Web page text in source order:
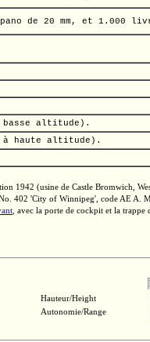
de 20 mm, et 1.000
basse altitude).
à haute altitude).
1942 (usine de Castle Bromwich,
402 'City of Winnipeg', code AE A.
, avec la porte de cockpit et la
Hauteur/Height
Autonomie/Range